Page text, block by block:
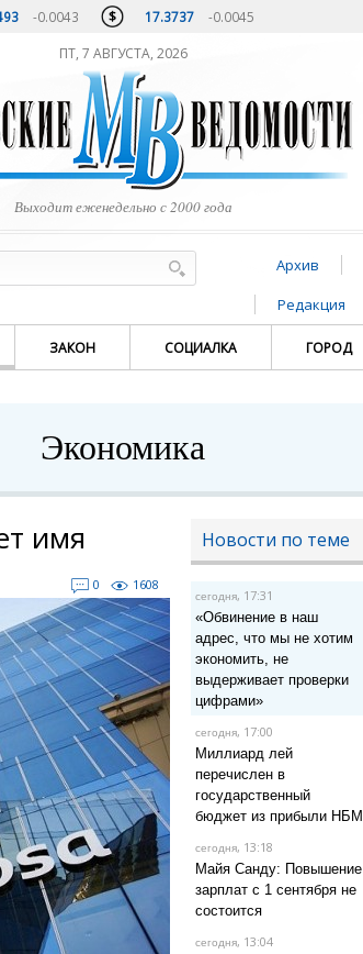
-0.0043 17.3737 -0.0045
ПТ, 7 АВГУСТА, 2026
Выходит еженедельно с 2000 года
Архив
Редакция
ЗАКОН СОЦИАЛКА ГОРОД
Экономика
имя
0 1608
Новости по теме
сегодня, 17:31
«Обвинение в наш
адрес, что мы не хотим
экономить, не
выдерживает проверки
цифрами»
сегодня, 17:00
Миллиард лей
перечислен в
государственный
бюджет из прибыли НБМ
сегодня, 13:18
Майя Санду: Повышение
зарплат с 1 сентября не
состоится
сегодня, 13:04